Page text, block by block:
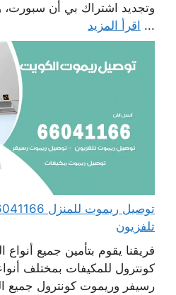
وتجديد اشتراك بي أن سبورت،
... اقرأ المزيد
تلفزيون
فريقنا يقوم بتأمين جميع
كونترول للمكيفات بمختلف
رسيفر وريموت كونترول جميع